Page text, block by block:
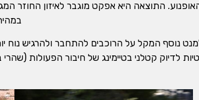
התוצאה היא אפקט מוגבר לאיזון החוזר
נוסף המקל על הרוכבים להתחבר ולהרגיש נוח
לדיוק קטלני בטיימינג של חיבור הפעולות